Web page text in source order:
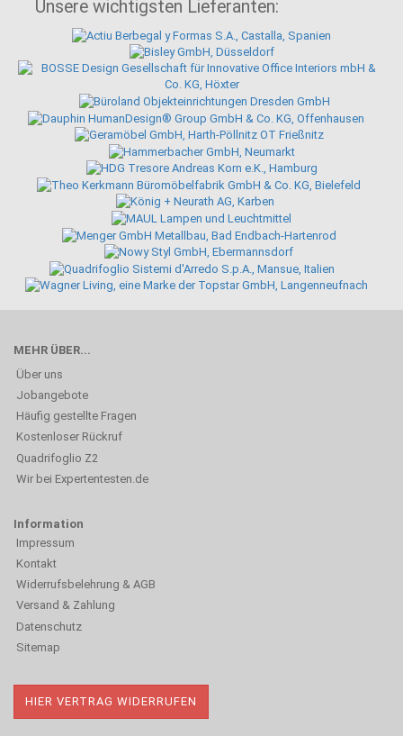
Unsere wichtigsten Lieferanten:
MEHR ÜBER...
Über uns
Jobangebote
Häufig gestellte Fragen
Kostenloser Rückruf
Quadrifoglio Z2
Wir bei Expertentesten.de
Information
Impressum
Kontakt
Widerrufsbelehrung & AGB
Versand & Zahlung
Datenschutz
Sitemap
HIER VERTRAG WIDERRUFEN